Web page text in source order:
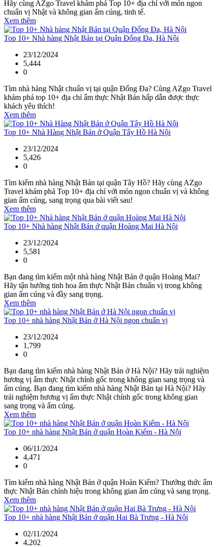
Hãy cùng AZgo Travel khám phá Top 10+ địa chỉ với món ngon
chuẩn vị Nhật và không gian ấm cúng, tinh tế.
Xem thêm
Top 10+ Nhà hàng Nhật Bản tại Quận Đống Đa, Hà Nội
23/12/2024
5,444
0
Tìm nhà hàng Nhật chuẩn vị tại quận Đống Đa? Cùng AZgo Travel
khám phá top 10+ địa chỉ ẩm thực Nhật Bản hấp dẫn được thực
khách yêu thích!
Xem thêm
Top 10+ Nhà Hàng Nhật Bản ở Quận Tây Hồ Hà Nội
23/12/2024
5,426
0
Tìm kiếm nhà hàng Nhật Bản tại quận Tây Hồ? Hãy cùng AZgo
Travel khám phá Top 10+ địa chỉ với món ngon chuẩn vị và không
gian ấm cúng, sang trọng qua bài viết sau!
Xem thêm
Top 10+ Nhà hàng Nhật Bản ở quận Hoàng Mai Hà Nội
23/12/2024
5,581
0
Bạn đang tìm kiếm một nhà hàng Nhật Bản ở quận Hoàng Mai?
Hãy tận hưởng tinh hoa ẩm thực Nhật Bản chuẩn vị trong không
gian ấm cúng và đầy sang trọng.
Xem thêm
Top 10+ nhà hàng Nhật Bản ở Hà Nội ngon chuẩn vị
23/12/2024
1,799
0
Bạn đang tìm kiếm nhà hàng Nhật Bản ở Hà Nội? Hãy trải nghiệm
hương vị ẩm thực Nhật chính gốc trong không gian sang trọng và
ấm cúng. Bạn đang tìm kiếm nhà hàng Nhật Bản tại Hà Nội? Hãy
trải nghiệm hương vị ẩm thực Nhật chính gốc trong không gian
sang trọng và ấm cúng.
Xem thêm
Top 10+ nhà hàng Nhật Bản ở quận Hoàn Kiếm - Hà Nội
06/11/2024
4,471
0
Tìm kiếm nhà hàng Nhật Bản ở quận Hoàn Kiếm? Thưởng thức ẩm
thực Nhật Bản chính hiệu trong không gian ấm cúng và sang trọng.
Xem thêm
Top 10+ nhà hàng Nhật Bản ở quận Hai Bà Trưng - Hà Nội
02/11/2024
4,202